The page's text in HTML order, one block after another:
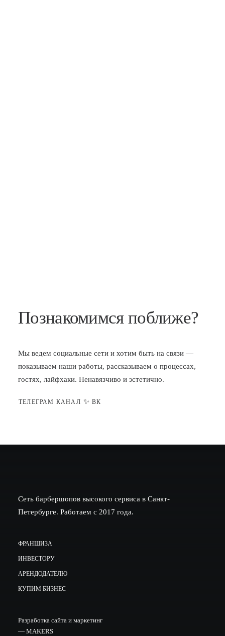
Познакомимся поближе?
Мы ведем социальные сети и хотим быть на связи —
показываем наши работы, рассказываем о процессах,
гостях, лайфхаки. Ненавязчиво и эстетично.
ТЕЛЕГРАМ КАНАЛ ✨ ВК
Сеть барбершопов высокого сервиса в Санкт-
Петербурге. Работаем с 2017 года.
ФРАНШИЗА
ИНВЕСТОРУ
АРЕНДОДАТЕЛЮ
КУПИМ БИЗНЕС
Разработка сайта и маркетинг
— MAKERS